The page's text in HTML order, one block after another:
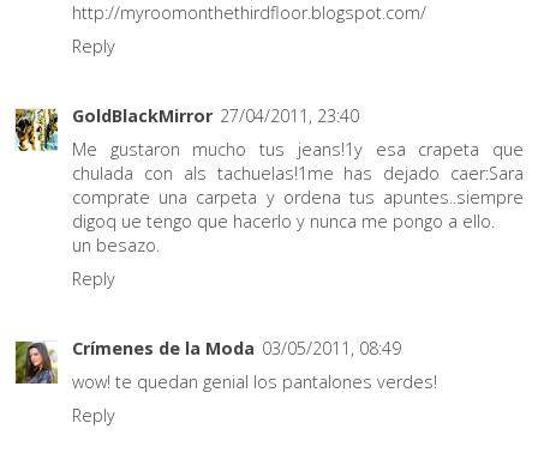
http://myroomonthethirdfloor.blogspot.com/
Reply
GoldBlackMirror 27/04/2011, 23:40
Me gustaron mucho tus jeans!1y esa crapeta que
chulada con als tachuelas!1me has dejado caer:Sara
comprate una carpeta y ordena tus apuntes..siempre
digoq ue tengo que hacerlo y nunca me pongo a ello.
un besazo.
Reply
Crímenes de la Moda 03/05/2011, 08:49
wow! te quedan genial los pantalones verdes!
Reply